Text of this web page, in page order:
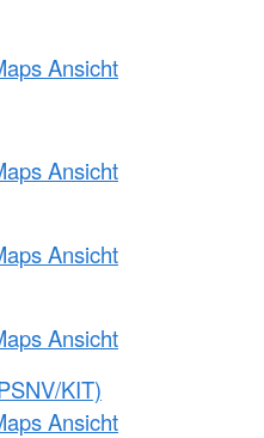
Ansicht
Ansicht
Ansicht
Ansicht
KIT)
Ansicht